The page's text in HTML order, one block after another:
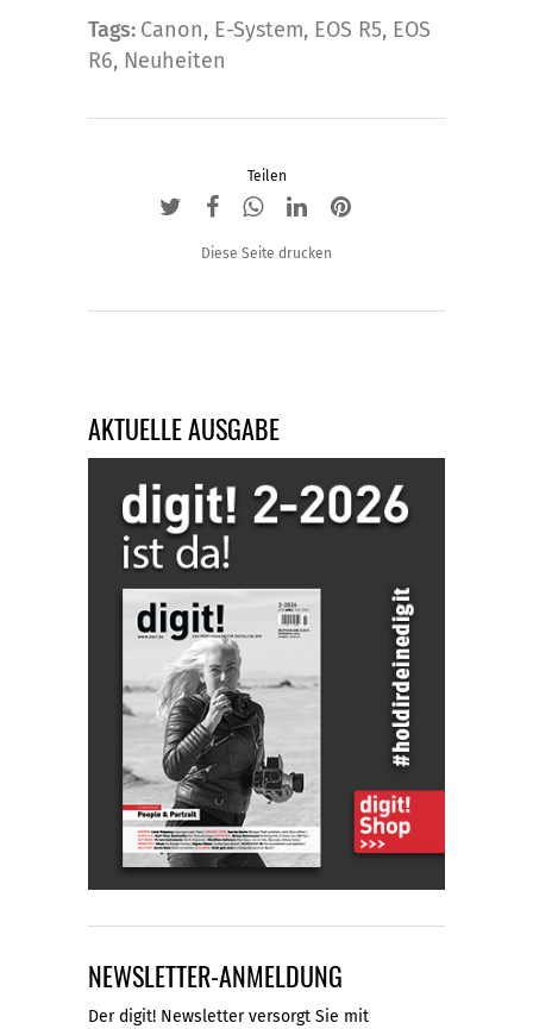
Tags: Canon, E-System, EOS R5, EOS
R6, Neuheiten
Teilen
Diese Seite drucken
AKTUELLE AUSGABE
NEWSLETTER-ANMELDUNG
Der digit! Newsletter versorgt Sie mit